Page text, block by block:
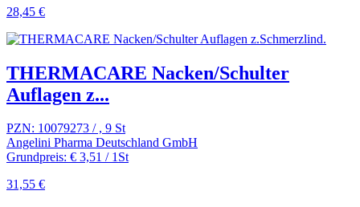
28,45 €
THERMACARE Nacken/Schulter
Auflagen z...
PZN: 10079273 / , 9 St
Angelini Pharma Deutschland GmbH
Grundpreis: € 3,51 / 1St
31,55 €